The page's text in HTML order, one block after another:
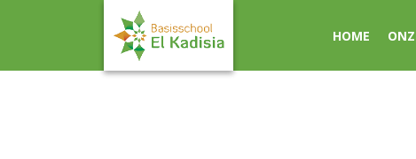
HOME